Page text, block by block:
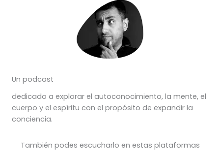
Un podcast
dedicado a explorar el autoconocimiento, la mente, el
cuerpo y el espíritu con el propósito de expandir la
conciencia.
También podes escucharlo en estas plataformas